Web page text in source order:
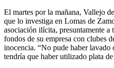
El martes por la mañana, Vallejo
que lo investiga en Lomas de
asociación ilícita, presuntamente a
fondos de su empresa con clubes
inocencia. “No pude haber
tendría que haber utilizado plata